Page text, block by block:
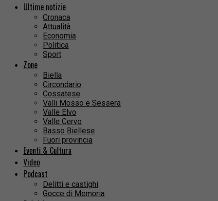
Ultime notizie
Cronaca
Attualità
Economia
Politica
Sport
Zone
Biella
Circondario
Cossatese
Valli Mosso e Sessera
Valle Elvo
Valle Cervo
Basso Biellese
Fuori provincia
Eventi & Cultura
Video
Podcast
Delitti e castighi
Gocce di Memoria